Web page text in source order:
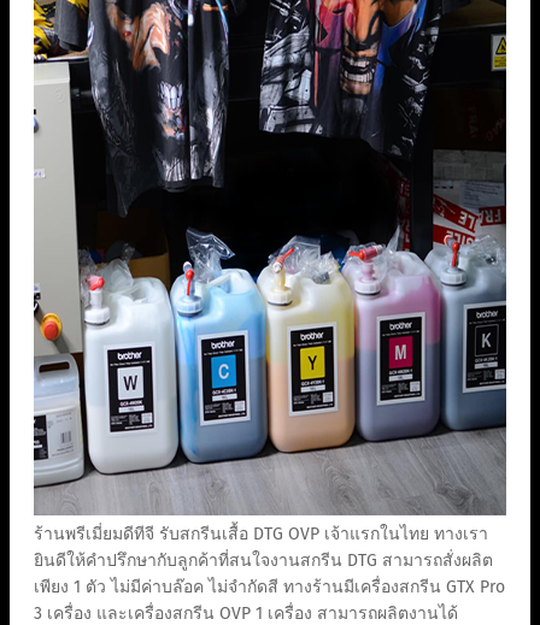
ร้านพรีเมี่ยมดีทีจี รับสกรีนเสื้อ DTG OVP เจ้าแรกในไทย ทางเรา
ยินดีให้คำปรึกษากับลูกค้าที่สนใจงานสกรีน DTG สามารถสั่งผลิต
เพียง 1 ตัว ไม่มีค่าบล๊อค ไม่จำกัดสี ทางร้านมีเครื่องสกรีน GTX Pro
3 เครื่อง และเครื่องสกรีน OVP 1 เครื่อง สามารถผลิตงานได้